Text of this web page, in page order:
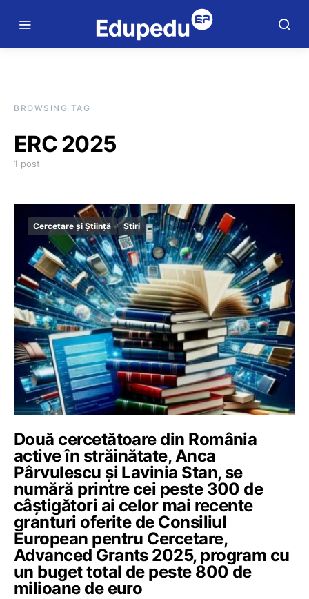
BROWSING TAG
ERC 2025
1 post
Cercetare și Știință Știri
Două cercetătoare din România
active în străinătate, Anca
Pârvulescu și Lavinia Stan, se
numără printre cei peste 300 de
câștigători ai celor mai recente
granturi oferite de Consiliul
European pentru Cercetare,
Advanced Grants 2025, program cu
un buget total de peste 800 de
milioane de euro